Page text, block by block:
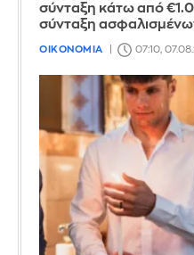
σύνταξη κάτω από
σύνταξη
ΟΙΚΟΝΟΜΙΑ 07:10,